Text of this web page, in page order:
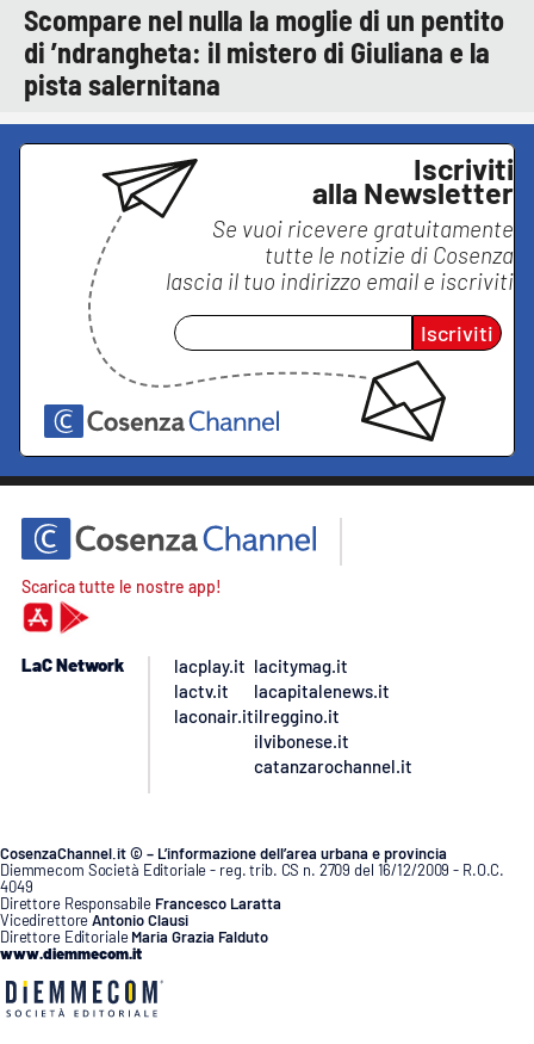
Scompare nel nulla la moglie di un pentito
di ’ndrangheta: il mistero di Giuliana e la
pista salernitana
Iscriviti
alla Newsletter
Se vuoi ricevere gratuitamente
tutte le notizie di Cosenza
lascia il tuo indirizzo email e iscriviti
Iscriviti
Scarica tutte le nostre app!
LaC Network
lacplay.it
lactv.it
laconair.it
lacitymag.it
lacapitalenews.it
ilreggino.it
ilvibonese.it
catanzarochannel.it
CosenzaChannel.it © – L’informazione dell’area urbana e provincia
Diemmecom Società Editoriale - reg. trib. CS n. 2709 del 16/12/2009 - R.O.C.
4049
Direttore Responsabile Francesco Laratta
VicedirettoreAntonio Clausi
Direttore Editoriale Maria Grazia Falduto
www.diemmecom.it